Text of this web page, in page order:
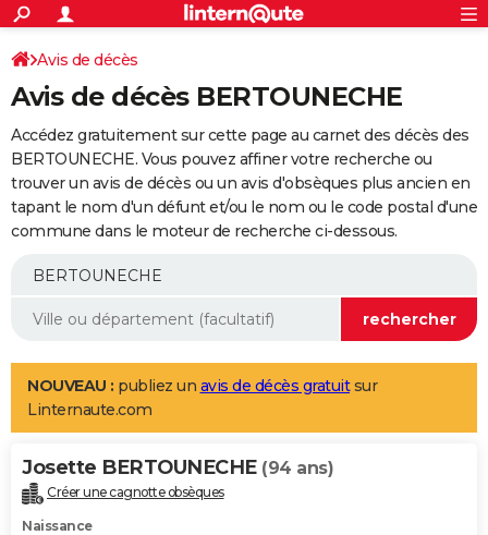
ACTUALITÉS
Politique
Société
Faits Divers
Education
Monde
Villes
+
SPORT
Coupe du monde 2026
Football
Tennis
Cyclisme
Rugby
Forum
Programme TV
TNT
Streaming
Cinéma
Sorties cinéma
Musique
+
FINANCE
Retraite
Epargne
Immobilier
Risques naturels par ville
Assurance
AUTO
Essais
Réserver un essai
Citadines
Berlines
SUV
Forum auto
+
Mobiles
Meilleur smartphone
Internet
Ordinateurs
Jeux vidéo
Guide high-tech
Aménagement intérieur
LIFESTYLE
Art de vivre
Bien-être
Loisirs
Mode
Modes de vie
Alimentation
Guide de la santé
Maladies
Médicaments
Sommeil
VOYAGE
Destinations
City break
Voyage nature
Voyage de noces
Forum
Climat
+PHOTO
Avis de décès
Avis de décès BERTOUNECHE
Accédez gratuitement sur cette page au carnet des décès des
BERTOUNECHE. Vous pouvez affiner votre recherche ou
trouver un avis de décès ou un avis d'obsèques plus ancien en
tapant le nom d'un défunt et/ou le nom ou le code postal d'une
commune dans le moteur de recherche ci-dessous.
NOUVEAU : publiez un avis de décès gratuitsur
Linternaute.com
Josette BERTOUNECHE (94 ans)
Créer une cagnotte obsèques
Naissance